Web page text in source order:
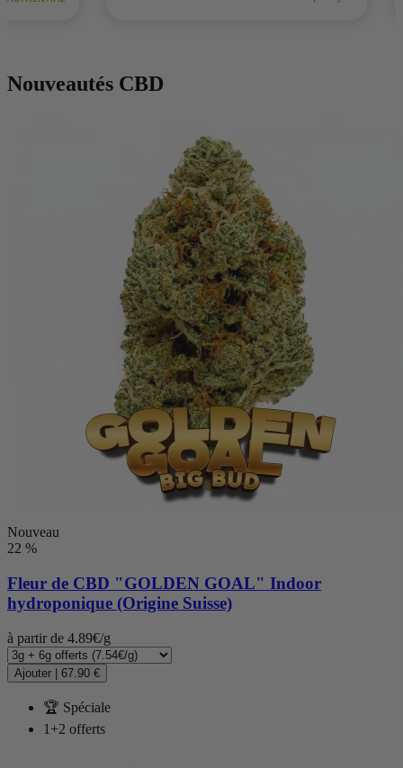
Nouveautés CBD
Nouveau
22 %
Fleur de CBD "GOLDEN GOAL" Indoor
hydroponique (Origine Suisse)
à partir de 4.89€/g
Ajouter | 67.90 €
🏆 Spéciale
1+2 offerts